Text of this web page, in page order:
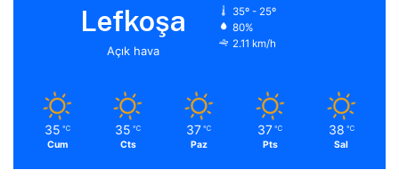
Lefkoşa
Açık hava
35º - 25º
80%
2.11 km/h
35 ℃
Cum
35 ℃
Cts
37 ℃
Paz
37 ℃
Pts
38 ℃
Sal